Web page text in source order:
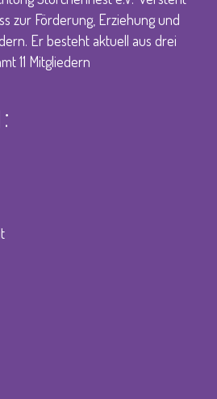
zur Förderung, Erziehung und
Er besteht aktuell aus drei
11 Mitgliedern